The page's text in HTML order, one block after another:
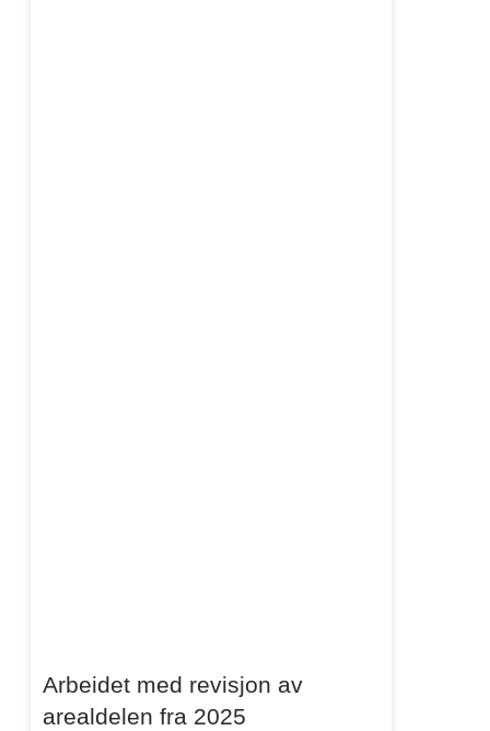
Arbeidet med revisjon av
arealdelen fra 2025